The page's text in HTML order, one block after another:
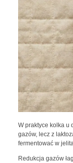
W praktyce kolka u
gazów, lecz z
fermentować w
Redukcja gazów